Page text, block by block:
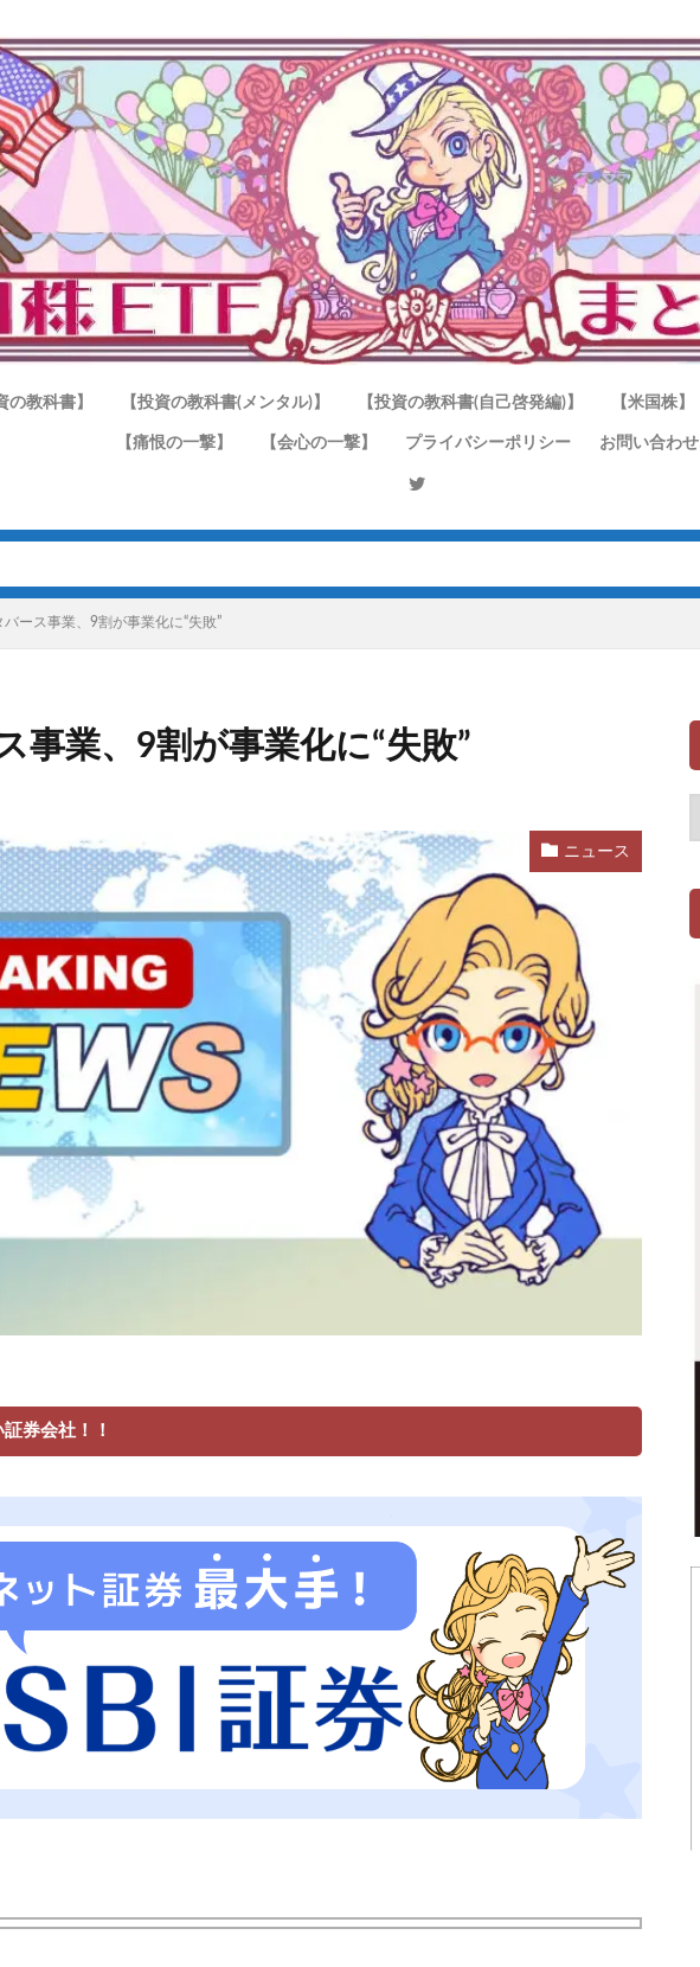
の教科書】 【投資の教科書(メンタル)】 【投資の教科書(自己啓発編)】 【米国株】
【痛恨の一撃】 【会心の一撃】 プライバシーポリシー お問い合わせ
バース事業、9割が事業化に“失敗”
事業、9割が事業化に“失敗”
ニュース
券会社！！